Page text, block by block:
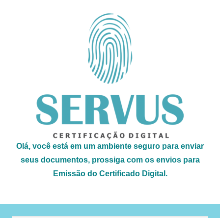
Olá, você está em um ambiente seguro para enviar
seus documentos, prossiga com os envios para
Emissão do Certificado Digital.